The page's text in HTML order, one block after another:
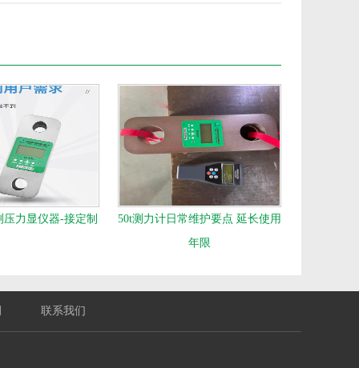
力显仪器-接定制
50t测力计日常维护要点 延长使用
年限
联系我们